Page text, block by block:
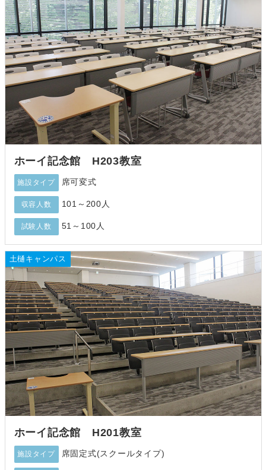
ホーイ記念館 H203教室
施設タイプ 席可変式
収容人数 101～200人
試験人数 51～100人
土樋キャンパス
ホーイ記念館 H201教室
施設タイプ 席固定式(スクールタイプ)